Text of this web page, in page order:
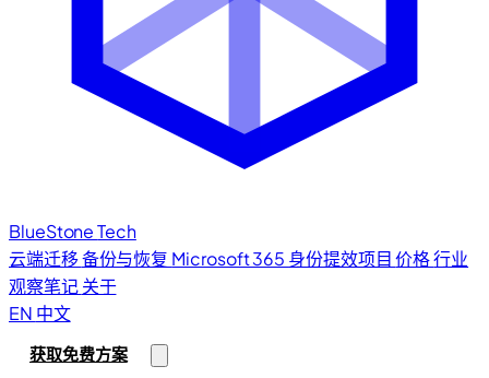
BlueStoneTech
云端迁移备份与恢复 Microsoft 365 身份提效项目价格行业
观察笔记关于
EN 中文
获取免费方案